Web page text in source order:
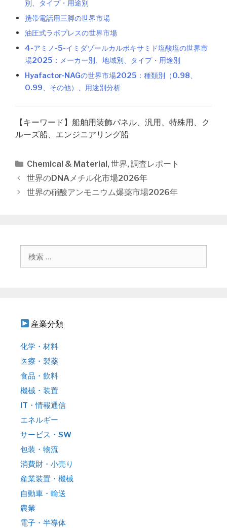
別、タイプ・用途別
携帯電話用三脚の世界市場
油圧式ラボプレスの世界市場
4-アミノ-5-イミダゾールカルボキサミド塩酸塩の世界市
場2025：メーカー別、地域別、タイプ・用途別
Hyafactor-NAGの世界市場2025：種類別（0.98、
0.99、その他）、用途別分析
【キーワード】船舶用装飾パネル、汎用、特殊用、ク
ルーズ船、エンジニアリング船
カ
テ
ゴ
Chemical & Material, 世界, 調査レポート
投
稿
世界のDNAメチル化市場2026年
世界の硝酸アンモニウム爆薬市場2026年
産業分類
化学・材料
医療・製薬
食品・飲料
機械・装置
IT・情報通信
エネルギー
サービス・SW
包装・物流
消費財・小売り
産業装置・機械
自動車・輸送
農業
電子・半導体